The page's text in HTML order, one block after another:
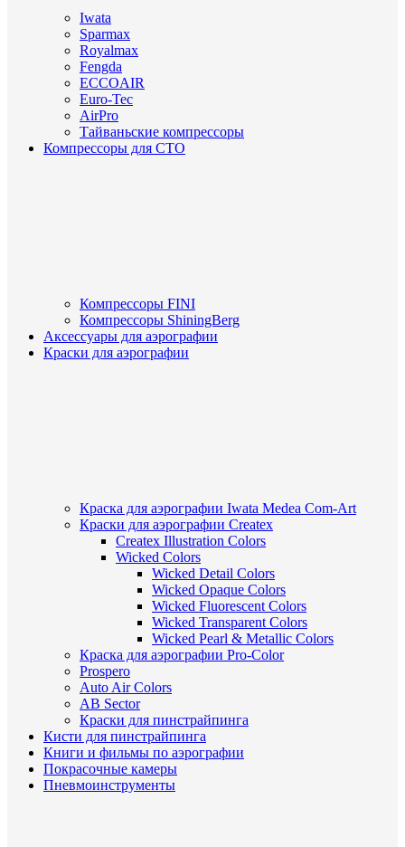
Iwata
Sparmax
Royalmax
Fengda
ECCOAIR
Euro-Tec
AirPro
Тайваньские компрессоры
Компрессоры для СТО
Компрессоры FINI
Компрессоры ShiningBerg
Аксессуары для аэрографии
Краски для аэрографии
Краска для аэрографии Iwata Medea Com-Art
Краски для аэрографии Createx
Createx Illustration Colors
Wicked Colors
Wicked Detail Colors
Wicked Opaque Colors
Wicked Fluorescent Colors
Wicked Transparent Colors
Wicked Pearl & Metallic Colors
Краска для аэрографии Pro-Color
Prospero
Auto Air Colors
AB Sector
Краски для пинстрайпинга
Кисти для пинстрайпинга
Книги и фильмы по аэрографии
Покрасочные камеры
Пневмоинструменты